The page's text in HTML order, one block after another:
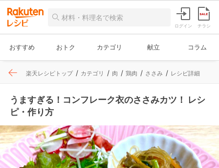
ログイン チラシ
おすすめ おトク カテゴリ 献立 コラム
楽天レシピトップ カテゴリ 肉 鶏肉 ささみ レシピ詳細
うますぎる！コンフレーク衣のささみカツ！ レシ
ピ・作り方